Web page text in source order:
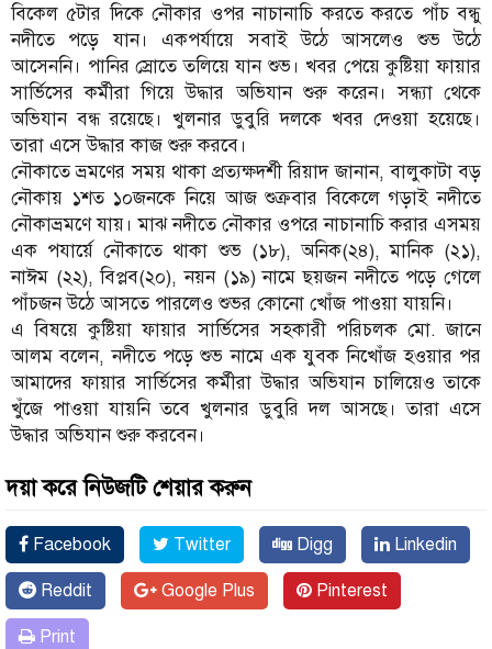
বিকেল ৫টার দিকে নৌকার ওপর নাচানাচি করতে করতে পাঁচ বন্ধু
নদীতে পড়ে যান। একপর্যায়ে সবাই উঠে আসলেও শুভ উঠে
আসেননি। পানির স্রোতে তলিয়ে যান শুভ। খবর পেয়ে কুষ্টিয়া ফায়ার
সার্ভিসের কর্মীরা গিয়ে উদ্ধার অভিযান শুরু করেন। সন্ধ্যা থেকে
অভিযান বন্ধ রয়েছে। খুলনার ডুবুরি দলকে খবর দেওয়া হয়েছে।
তারা এসে উদ্ধার কাজ শুরু করবে।
নৌকাতে ভ্রমণের সময় থাকা প্রত্যক্ষদর্শী রিয়াদ জানান, বালুকাটা বড়
নৌকায় ১শত ১০জনকে নিয়ে আজ শুক্রবার বিকেলে গড়াই নদীতে
নৌকাভ্রমণে যায়। মাঝ নদীতে নৌকার ওপরে নাচানাচি করার এসময়
এক পযার্য়ে নৌকাতে থাকা শুভ (১৮), অনিক(২৪), মানিক (২১),
নাঈম (২২), বিপ্লব(২০), নয়ন (১৯) নামে ছয়জন নদীতে পড়ে গেলে
পাঁচজন উঠে আসতে পারলেও শুভর কোনো খোঁজ পাওয়া যায়নি।
এ বিষয়ে কুষ্টিয়া ফায়ার সার্ভিসের সহকারী পরিচলক মো. জানে
আলম বলেন, নদীতে পড়ে শুভ নামে এক যুবক নিখোঁজ হওয়ার পর
আমাদের ফায়ার সার্ভিসের কর্মীরা উদ্ধার অভিযান চালিয়েও তাকে
খুঁজে পাওয়া যায়নি তবে খুলনার ডুবুরি দল আসছে। তারা এসে
উদ্ধার অভিযান শুরু করবেন।
দয়া করে নিউজটি শেয়ার করুন
Facebook Twitter Digg Linkedin
Reddit Google Plus Pinterest
Print